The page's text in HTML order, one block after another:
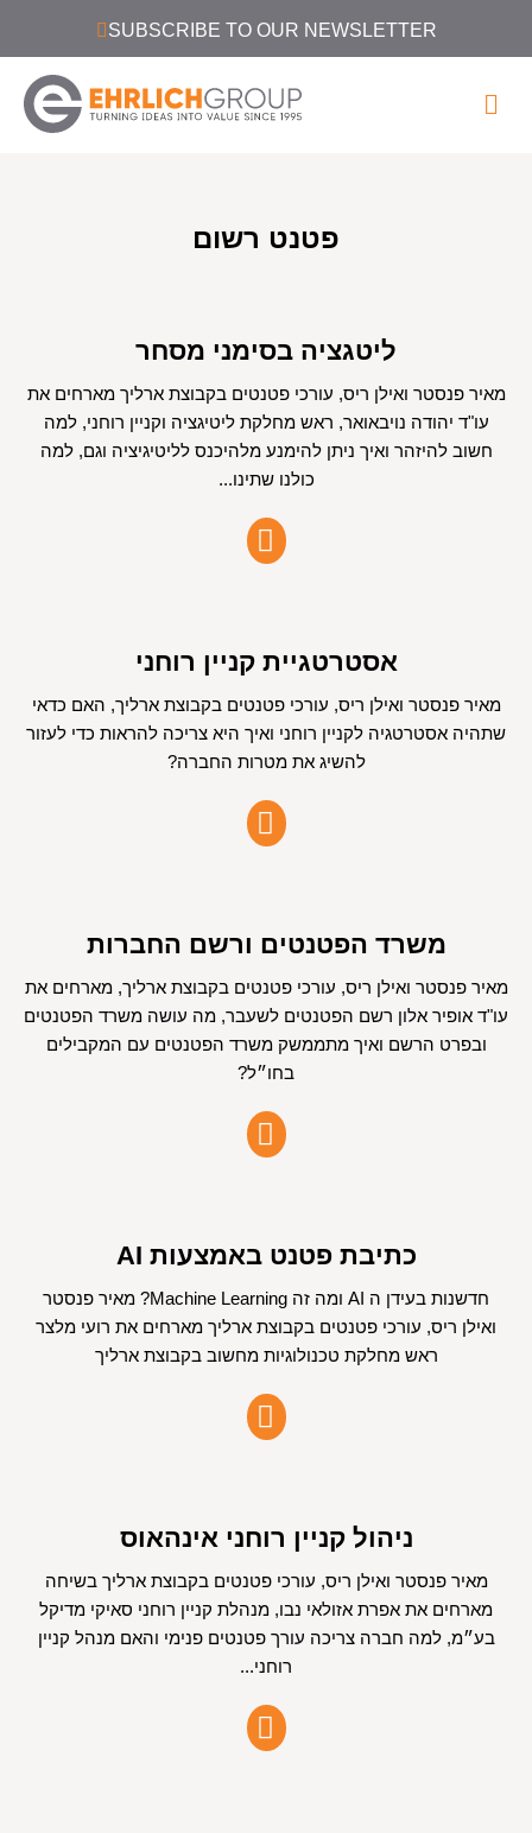
SUBSCRIBE TO OUR NEWSLETTER
פטנט רשום
ליטגציה בסימני מסחר
מאיר פנסטר ואילן ריס, עורכי פטנטים בקבוצת ארליך מארחים את
עו"ד יהודה נויבאואר, ראש מחלקת ליטיגציה וקניין רוחני, למה
חשוב להיזהר ואיך ניתן להימנע מלהיכנס לליטיגיציה וגם, למה
כולנו שתינו...
אסטרטגיית קניין רוחני
מאיר פנסטר ואילן ריס, עורכי פטנטים בקבוצת ארליך, האם כדאי
שתהיה אסטרטגיה לקניין רוחני ואיך היא צריכה להראות כדי לעזור
להשיג את מטרות החברה?
משרד הפטנטים ורשם החברות
מאיר פנסטר ואילן ריס, עורכי פטנטים בקבוצת ארליך, מארחים את
עו"ד אופיר אלון רשם הפטנטים לשעבר, מה עושה משרד הפטנטים
ובפרט הרשם ואיך מתממשק משרד הפטנטים עם המקבילים
בחו״ל?
כתיבת פטנט באמצעות AI
חדשנות בעידן ה AI ומה זה Machine Learning? מאיר פנסטר
ואילן ריס, עורכי פטנטים בקבוצת ארליך מארחים את רועי מלצר
ראש מחלקת טכנולוגיות מחשוב בקבוצת ארליך
ניהול קניין רוחני אינהאוס
מאיר פנסטר ואילן ריס, עורכי פטנטים בקבוצת ארליך בשיחה
מארחים את אפרת אזולאי נבו, מנהלת קניין רוחני סאיקי מדיקל
בע״מ, למה חברה צריכה עורך פטנטים פנימי והאם מנהל קניין
רוחני...